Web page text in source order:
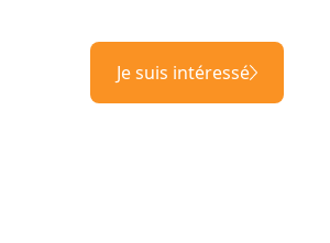
Je suis intéressé